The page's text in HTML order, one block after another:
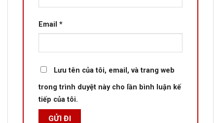
Email *
Lưu tên của tôi, email, và trang web
trong trình duyệt này cho lần bình luận kế
tiếp của tôi.